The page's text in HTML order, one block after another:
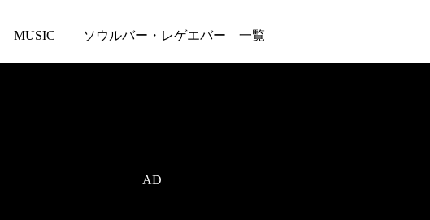
MUSIC ソウルバー・レゲエバー 一覧
AD